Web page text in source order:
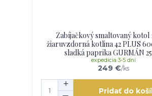
Zabíjačkový smaltovaný kotol
žiaruvzdorná kotlina 42 PLUS
sladká paprika GURMÁN
249 €/ks
expedícia 3-5 dní
Pridať do